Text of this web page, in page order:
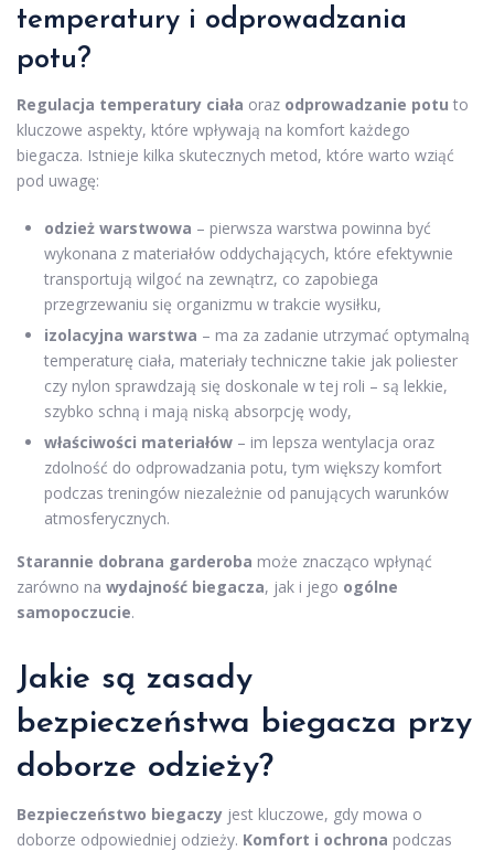
temperatury i odprowadzania
potu?
Regulacja temperatury ciała oraz odprowadzanie potu to
kluczowe aspekty, które wpływają na komfort każdego
biegacza. Istnieje kilka skutecznych metod, które warto wziąć
pod uwagę:
odzież warstwowa – pierwsza warstwa powinna być
wykonana z materiałów oddychających, które efektywnie
transportują wilgoć na zewnątrz, co zapobiega
przegrzewaniu się organizmu w trakcie wysiłku,
izolacyjna warstwa – ma za zadanie utrzymać optymalną
temperaturę ciała, materiały techniczne takie jak poliester
czy nylon sprawdzają się doskonale w tej roli – są lekkie,
szybko schną i mają niską absorpcję wody,
właściwości materiałów – im lepsza wentylacja oraz
zdolność do odprowadzania potu, tym większy komfort
podczas treningów niezależnie od panujących warunków
atmosferycznych.
Starannie dobrana garderoba może znacząco wpłynąć
zarówno na wydajność biegacza, jak i jego ogólne
samopoczucie.
Jakie są zasady
bezpieczeństwa biegacza przy
doborze odzieży?
Bezpieczeństwo biegaczy jest kluczowe, gdy mowa o
doborze odpowiedniej odzieży. Komfort i ochrona podczas